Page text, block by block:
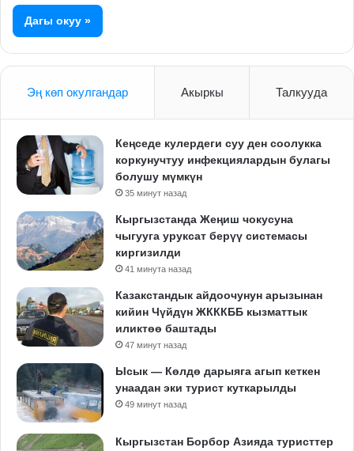
Дагы окуу »
Эң көп окулгандар Акыркы Талкууда
Кеңседе кулердеги суу ден соолукка
коркунучтуу инфекциялардын булагы
болушу мүмкүн
35 минут назад
Кыргызстанда Жеңиш чокусуна
чыгууга уруксат берүү системасы
киргизилди
41 минута назад
Казакстандык айдоочунун арызынан
кийин Чүйдүн ЖКККББ кызматтык
иликтөө баштады
47 минут назад
Ысык — Көлдө дарыяга агып кеткен
унаадан эки турист куткарылды
49 минут назад
Кыргызстан Борбор Азияда туристтер